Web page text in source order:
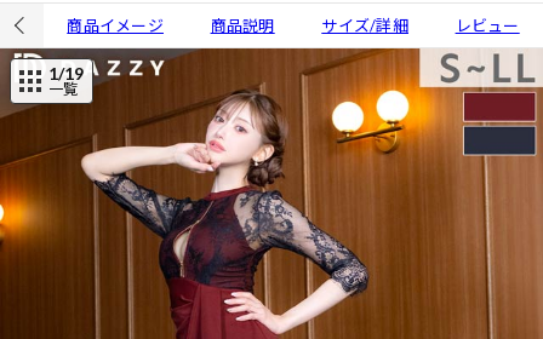
商品イメージ 商品説明 サイズ/詳細 レビュー
1/19
一覧